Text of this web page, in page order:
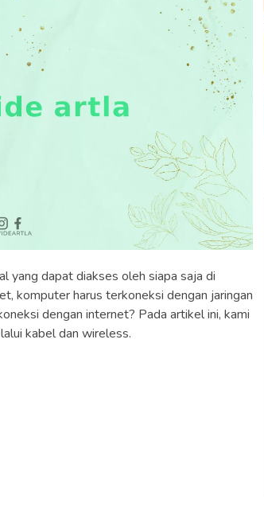
yang dapat diakses oleh siapa saja di
komputer harus terkoneksi dengan jaringan
dengan internet? Pada artikel ini, kami
kabel dan wireless.